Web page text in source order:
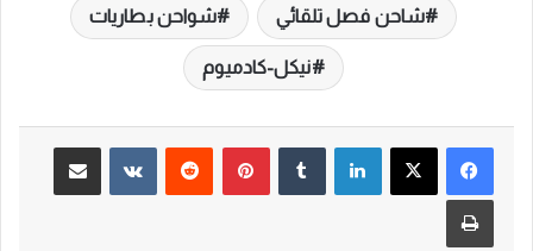
شاحن فصل تلقائي شواحن بطاريات
نيكل-كادميوم
لينكدإن بينتيريست مشاركة عبر البريد
طباعة